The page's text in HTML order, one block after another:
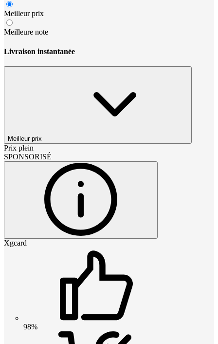
Meilleur prix
Meilleure note
Livraison instantanée
Meilleur prix
Prix plein
SPONSORISÉ
Xgcard
98%